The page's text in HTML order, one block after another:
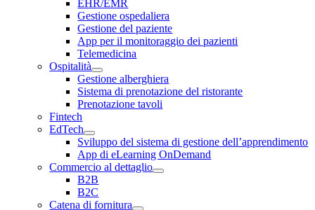
EHR/EMR
Gestione ospedaliera
Gestione del paziente
App per il monitoraggio dei pazienti
Telemedicina
Ospitalità
Gestione alberghiera
Sistema di prenotazione del ristorante
Prenotazione tavoli
Fintech
EdTech
Sviluppo del sistema di gestione dell’apprendimento
App di eLearning OnDemand
Commercio al dettaglio
B2B
B2C
Catena di fornitura